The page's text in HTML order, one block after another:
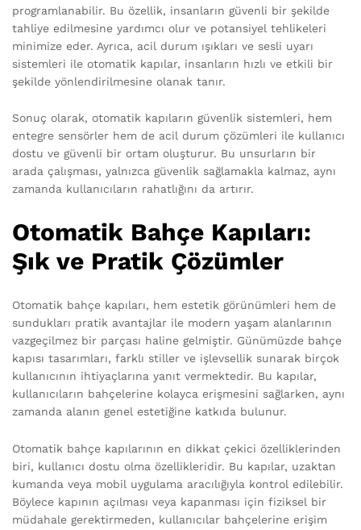
programlanabilir. Bu özellik, insanların güvenli bir şekilde
tahliye edilmesine yardımcı olur ve potansiyel tehlikeleri
minimize eder. Ayrıca, acil durum ışıkları ve sesli uyarı
sistemleri ile otomatik kapılar, insanların hızlı ve etkili bir
şekilde yönlendirilmesine olanak tanır.
Sonuç olarak, otomatik kapıların güvenlik sistemleri, hem
entegre sensörler hem de acil durum çözümleri ile kullanıcı
dostu ve güvenli bir ortam oluşturur. Bu unsurların bir
arada çalışması, yalnızca güvenlik sağlamakla kalmaz, aynı
zamanda kullanıcıların rahatlığını da artırır.
Otomatik Bahçe Kapıları:
Şık ve Pratik Çözümler
Otomatik bahçe kapıları, hem estetik görünümleri hem de
sundukları pratik avantajlar ile modern yaşam alanlarının
vazgeçilmez bir parçası haline gelmiştir. Günümüzde bahçe
kapısı tasarımları, farklı stiller ve işlevsellik sunarak birçok
kullanıcının ihtiyaçlarına yanıt vermektedir. Bu kapılar,
kullanıcıların bahçelerine kolayca erişmesini sağlarken, aynı
zamanda alanın genel estetiğine katkıda bulunur.
Otomatik bahçe kapılarının en dikkat çekici özelliklerinden
biri, kullanıcı dostu olma özellikleridir. Bu kapılar, uzaktan
kumanda veya mobil uygulama aracılığıyla kontrol edilebilir.
Böylece kapının açılması veya kapanması için fiziksel bir
müdahale gerektirmeden, kullanıcılar bahçelerine erişim